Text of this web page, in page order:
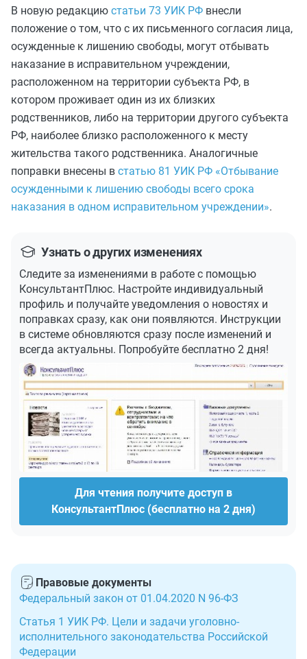
В новую редакцию статьи 73 УИК РФ внесли
положение о том, что с их письменного согласия лица,
осужденные к лишению свободы, могут отбывать
наказание в исправительном учреждении,
расположенном на территории субъекта РФ, в
котором проживает один из их близких
родственников, либо на территории другого субъекта
РФ, наиболее близко расположенного к месту
жительства такого родственника. Аналогичные
поправки внесены в статью 81 УИК РФ «Отбывание
осужденными к лишению свободы всего срока
наказания в одном исправительном учреждении».
Узнать о других изменениях
Следите за изменениями в работе с помощью
КонсультантПлюс. Настройте индивидуальный
профиль и получайте уведомления о новостях и
поправках сразу, как они появляются. Инструкции
в системе обновляются сразу после изменений и
всегда актуальны. Попробуйте бесплатно 2 дня!
Для чтения получите доступ в
КонсультантПлюс (бесплатно на 2 дня)
Правовые документы
Федеральный закон от 01.04.2020 N 96-ФЗ
Статья 1 УИК РФ. Цели и задачи уголовно-
исполнительного законодательства Российской
Федерации